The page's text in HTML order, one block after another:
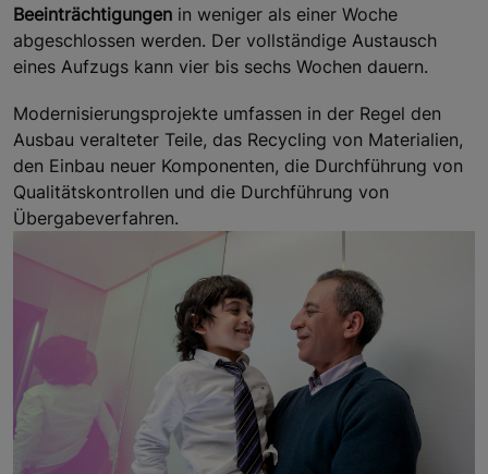
Beeinträchtigungen in weniger als einer Woche
abgeschlossen werden. Der vollständige Austausch
eines Aufzugs kann vier bis sechs Wochen dauern.
Modernisierungsprojekte umfassen in der Regel den
Ausbau veralteter Teile, das Recycling von Materialien,
den Einbau neuer Komponenten, die Durchführung von
Qualitätskontrollen und die Durchführung von
Übergabeverfahren.